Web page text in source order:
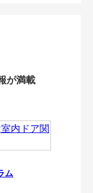
が満載
ム